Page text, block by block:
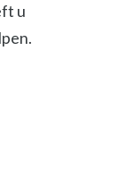
u